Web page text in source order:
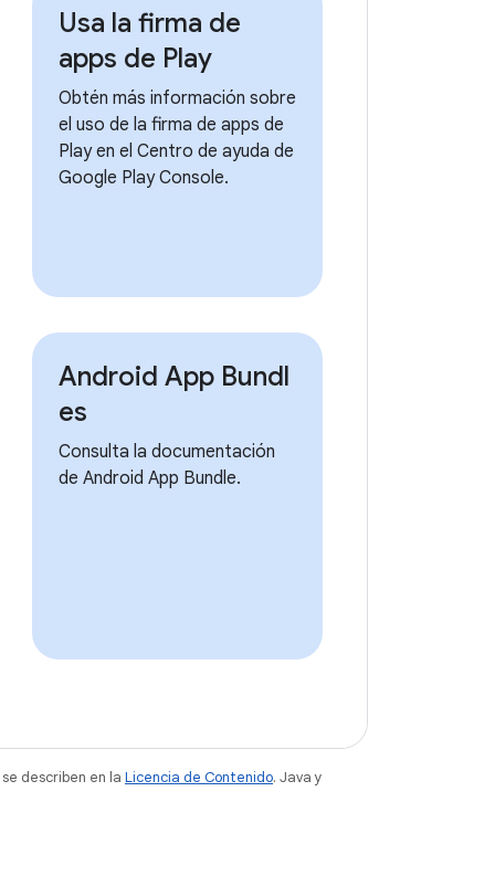
Usa la firma de
apps de Play
Obtén más información sobre
el uso de la firma de apps de
Play en el Centro de ayuda de
Google Play Console.
Android App Bundl
es
Consulta la documentación
de Android App Bundle.
describen en la Licencia de Contenido. Java y